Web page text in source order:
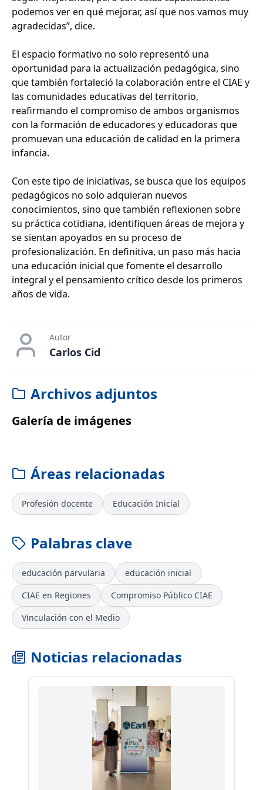
podemos ver en qué mejorar, así que nos vamos muy
agradecidas”, dice.
El espacio formativo no solo representó una
oportunidad para la actualización pedagógica, sino
que también fortaleció la colaboración entre el CIAE y
las comunidades educativas del territorio,
reafirmando el compromiso de ambos organismos
con la formación de educadores y educadoras que
promuevan una educación de calidad en la primera
infancia.
Con este tipo de iniciativas, se busca que los equipos
pedagógicos no solo adquieran nuevos
conocimientos, sino que también reflexionen sobre
su práctica cotidiana, identifiquen áreas de mejora y
se sientan apoyados en su proceso de
profesionalización. En definitiva, un paso más hacia
una educación inicial que fomente el desarrollo
integral y el pensamiento crítico desde los primeros
años de vida.
Autor
Carlos Cid
Archivos adjuntos
Galería de imágenes
Áreas relacionadas
Profesión docente Educación Inicial
Palabras clave
educación parvularia
educación inicial
CIAE en Regiones
Compromiso Público CIAE
Vinculación con el Medio
Noticias relacionadas